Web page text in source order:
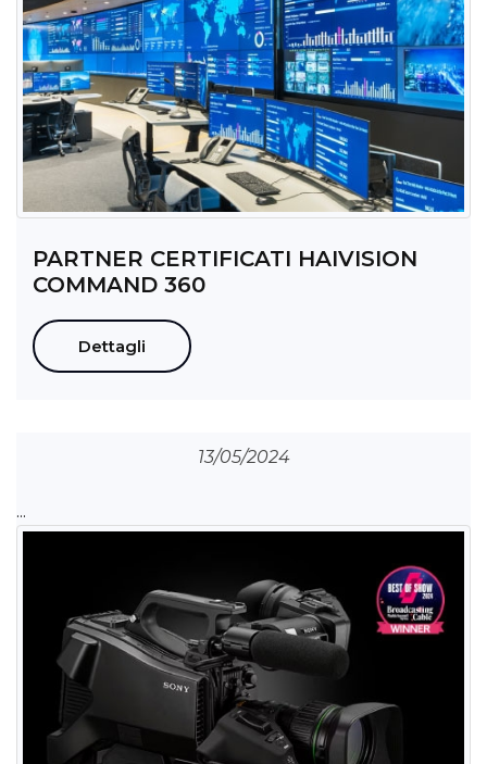
PARTNER CERTIFICATI HAIVISION
COMMAND 360
Dettagli
13/05/2024
...